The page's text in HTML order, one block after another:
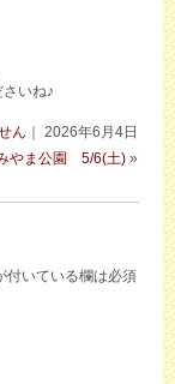
いね♪
ん ｜ 2026年6月4日
やま公園 5/6(土)»
付いている欄は必須